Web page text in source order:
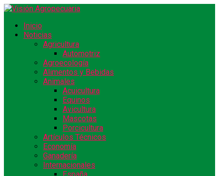
Inicio
Noticias
Agricultura
Automotriz
Agroecología
Alimentos y Bebidas
Animales
Acuicultura
Equinos
Avicultura
Mascotas
Porcicultura
Artículos Técnicos
Economía
Ganadería
Internacionales